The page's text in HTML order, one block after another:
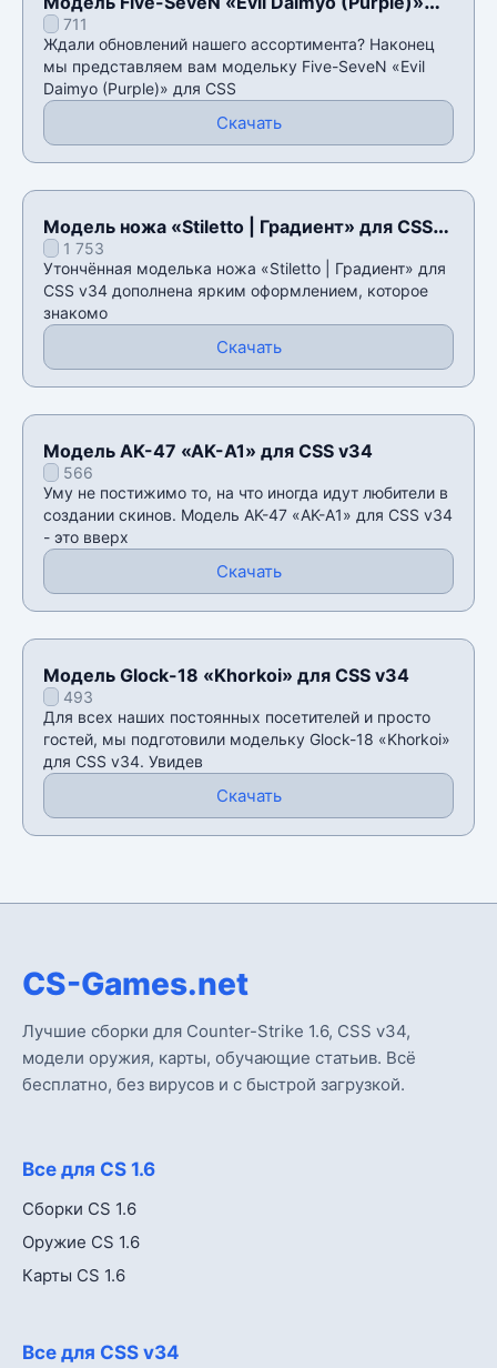
для CSS v34
711
Ждали обновлений нашего ассортимента? Наконец
мы представляем вам модельку Five-SeveN «Evil
Daimyo (Purple)» для CSS
Скачать
Модель ножа «Stiletto | Градиент» для CSS
v341 753
Утончённая моделька ножа «Stiletto | Градиент» для
CSS v34 дополнена ярким оформлением, которое
знакомо
Скачать
Модель AK-47 «AK-A1» для CSS v34
566
Уму не постижимо то, на что иногда идут любители в
создании скинов. Модель AK-47 «AK-A1» для CSS v34
- это вверх
Скачать
Модель Glock-18 «Khorkoi» для CSS v34
493
Для всех наших постоянных посетителей и просто
гостей, мы подготовили модельку Glock-18 «Khorkoi»
для CSS v34. Увидев
Скачать
CS-Games.net
Лучшие сборки для Counter-Strike 1.6, CSS v34,
модели оружия, карты, обучающие статьив. Всё
бесплатно, без вирусов и с быстрой загрузкой.
Все для CS 1.6
Сборки CS 1.6
Оружие CS 1.6
Карты CS 1.6
Все для CSS v34